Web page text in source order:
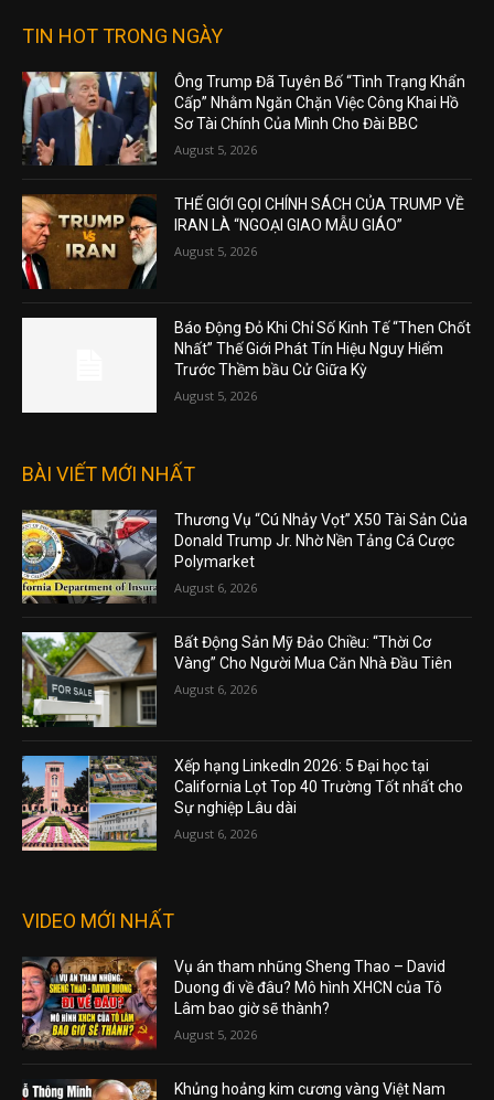
TIN HOT TRONG NGÀY
Ông Trump Đã Tuyên Bố “Tình Trạng Khẩn
Cấp” Nhằm Ngăn Chặn Việc Công Khai Hồ
Sơ Tài Chính Của Mình Cho Đài BBC
August 5, 2026
THẾ GIỚI GỌI CHÍNH SÁCH CỦA TRUMP VỀ
IRAN LÀ “NGOẠI GIAO MẪU GIÁO”
August 5, 2026
Báo Động Đỏ Khi Chỉ Số Kinh Tế “Then Chốt
Nhất” Thế Giới Phát Tín Hiệu Nguy Hiểm
Trước Thềm bầu Cử Giữa Kỳ
August 5, 2026
BÀI VIẾT MỚI NHẤT
Thương Vụ “Cú Nhảy Vọt” X50 Tài Sản Của
Donald Trump Jr. Nhờ Nền Tảng Cá Cược
Polymarket
August 6, 2026
Bất Động Sản Mỹ Đảo Chiều: “Thời Cơ
Vàng” Cho Người Mua Căn Nhà Đầu Tiên
August 6, 2026
Xếp hạng LinkedIn 2026: 5 Đại học tại
California Lọt Top 40 Trường Tốt nhất cho
Sự nghiệp Lâu dài
August 6, 2026
VIDEO MỚI NHẤT
Vụ án tham nhũng Sheng Thao – David
Duong đi về đâu? Mô hình XHCN của Tô
Lâm bao giờ sẽ thành?
August 5, 2026
Khủng hoảng kim cương vàng Việt Nam